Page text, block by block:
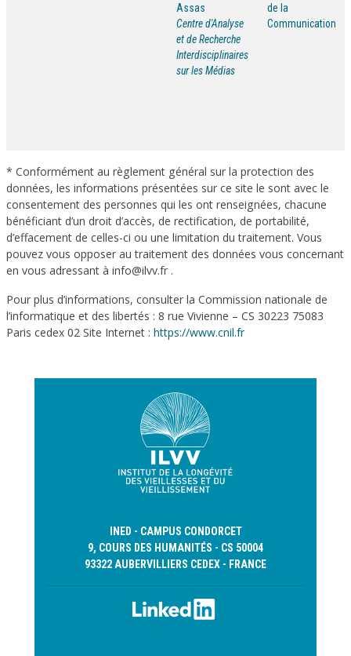
Assas
Centre d'Analyse
et de Recherche
Interdisciplinaires
sur les Médias
de la
Communication
* Conformément au règlement général sur la protection des
données, les informations présentées sur ce site le sont avec le
consentement des personnes qui les ont renseignées, chacune
bénéficiant d’un droit d’accès, de rectification, de portabilité,
d’effacement de celles-ci ou une limitation du traitement. Vous
pouvez vous opposer au traitement des données vous concernant
en vous adressant à info@ilvv.fr .
Pour plus d’informations, consulter la Commission nationale de
l’informatique et des libertés : 8 rue Vivienne – CS 30223 75083
Paris cedex 02 Site Internet : https://www.cnil.fr
INED - CAMPUS CONDORCET
9, COURS DES HUMANITÉS - CS 50004
93322 AUBERVILLIERS CEDEX - FRANCE